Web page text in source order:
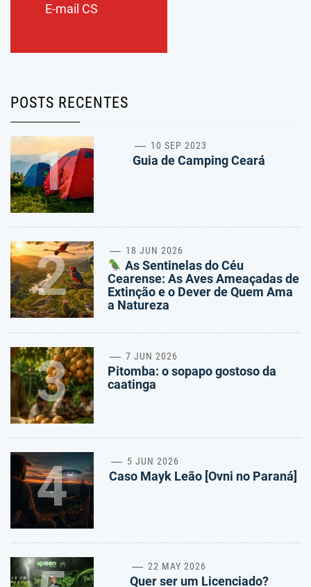
E-mail CS
POSTS RECENTES
1 10 SEP 2023
Guia de Camping Ceará
2 18 JUN 2026
As Sentinelas do Céu
Cearense: As Aves Ameaçadas de
Extinção e o Dever de Quem Ama
a Natureza
3 7 JUN 2026
Pitomba: o sopapo gostoso da
caatinga
4 5 JUN 2026
Caso Mayk Leão [Ovni no Paraná]
22 MAY 2026
Quer ser um Licenciado?